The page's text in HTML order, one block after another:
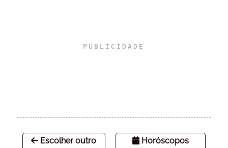
Escolher outro
Horóscopos